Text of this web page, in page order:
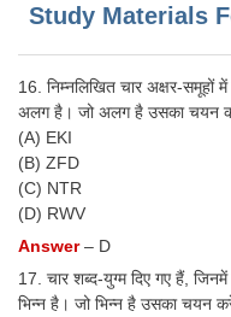
Study Materials
16. निम्नलिखित चार अक्षर-
अलग है। जो अलग है उसका चयन
(A) EKI
(B) ZFD
(C) NTR
(D) RWV
Answer– D
17. चार शब्द-युग्म दिए गए हैं,
भिन्न है। जो भिन्न है उसका चयन